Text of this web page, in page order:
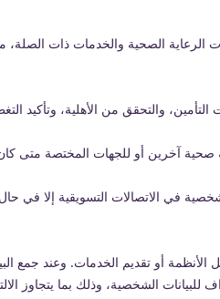
الصحية والخدمات ذات
والتحقق من الأهلية، وتأكيد
صحية آخرين أو للجهات المختصة متى
في الاتصالات التسويقية إلا
أو تقديم الخدمات. وعند جمع
الشخصية، وذلك بما يتجاوز